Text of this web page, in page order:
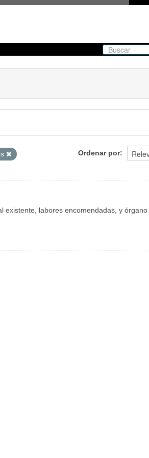
Ordenar por
existente, labores encomendadas, y